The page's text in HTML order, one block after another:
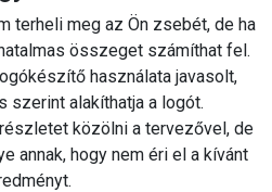
terheli meg az Ön zsebét, de ha
összeget számíthat fel.
használata javasolt,
alakíthatja a logót.
közölni a tervezővel, de
annak, hogy nem éri el a kívánt